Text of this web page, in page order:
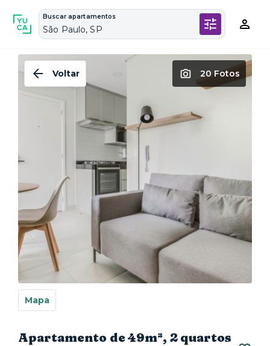
Buscar apartamentos
São Paulo, SP
Voltar 20 Fotos
Mapa
Apartamento de 49m², 2 quartos